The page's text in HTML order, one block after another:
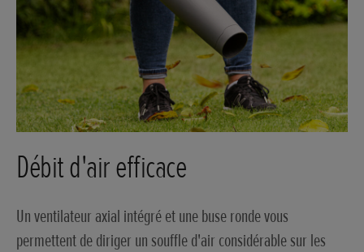
Débit d'air efficace
Un ventilateur axial intégré et une buse ronde vous
permettent de diriger un souffle d'air considérable sur les